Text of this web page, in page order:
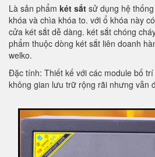
Là sản phẩm két sắt sử dụng hệ
khóa và chìa khóa to. với ổ khóa này
cửa két sắt dễ dàng. két sắt chóng
phẩm thuộc dòng két sắt liên doanh
welko.
Đặc tính: Thiết kế với các module bố
không gian lưu trữ rộng rãi nhưng vẫn